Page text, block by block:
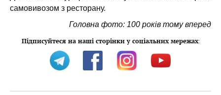
самовивозом з ресторану.
Головна фото: 100 років тому вперед
Підписуйтеся на наші сторінки у соціальних мережах: